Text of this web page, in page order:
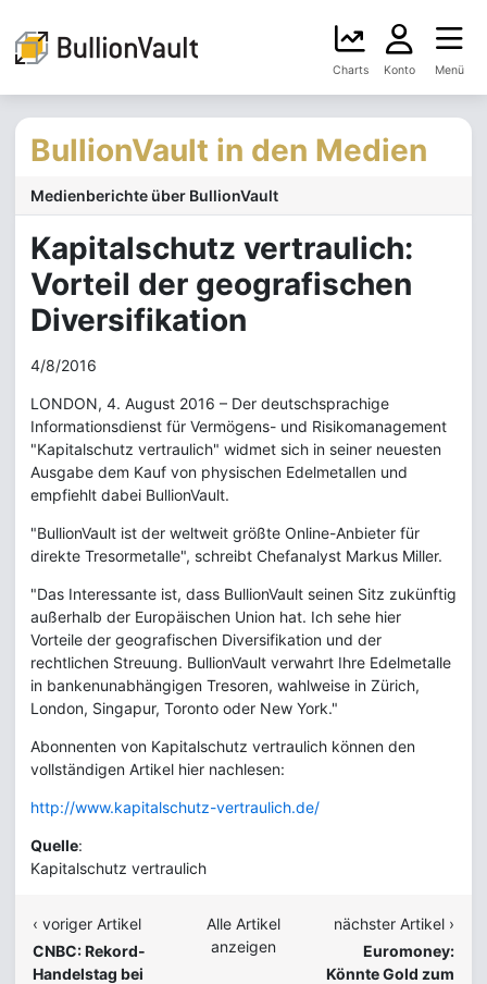
Charts Konto Menü
BullionVault in den Medien
Medienberichte über BullionVault
Kapitalschutz vertraulich:
Vorteil der geografischen
Diversifikation
4/8/2016
LONDON, 4. August 2016 – Der deutschsprachige
Informationsdienst für Vermögens- und Risikomanagement
"Kapitalschutz vertraulich" widmet sich in seiner neuesten
Ausgabe dem Kauf von physischen Edelmetallen und
empfiehlt dabei BullionVault.
"BullionVault ist der weltweit größte Online-Anbieter für
direkte Tresormetalle", schreibt Chefanalyst Markus Miller.
"Das Interessante ist, dass BullionVault seinen Sitz zukünftig
außerhalb der Europäischen Union hat. Ich sehe hier
Vorteile der geografischen Diversifikation und der
rechtlichen Streuung. BullionVault verwahrt Ihre Edelmetalle
in bankenunabhängigen Tresoren, wahlweise in Zürich,
London, Singapur, Toronto oder New York."
Abonnenten von Kapitalschutz vertraulich können den
vollständigen Artikel hier nachlesen:
http://www.kapitalschutz-vertraulich.de/
Quelle:
Kapitalschutz vertraulich
‹ voriger Artikel
CNBC: Rekord-
Handelstag bei
Alle Artikel
anzeigen
nächster Artikel ›
Euromoney:
Könnte Gold zum